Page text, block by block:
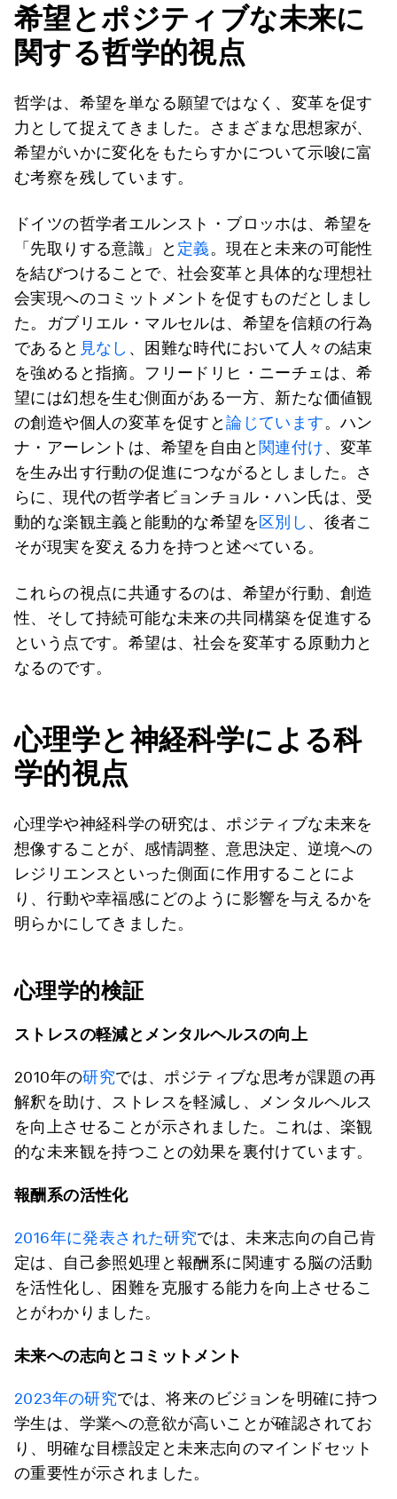
希望とポジティブな未来に
関する哲学的視点
哲学は、希望を単なる願望ではなく、変革を促す
力として捉えてきました。さまざまな思想家が、
希望がいかに変化をもたらすかについて示唆に富
む考察を残しています。
ドイツの哲学者エルンスト・ブロッホは、希望を
「先取りする意識」と 定義。現在と未来の可能性
を結びつけることで、社会変革と具体的な理想社
会実現へのコミットメントを促すものだとしまし
た。ガブリエル・マルセルは、希望を信頼の行為
であると 見なし 、困難な時代において人々の結束
を強めると指摘。フリードリヒ・ニーチェは、希
望には幻想を生む側面がある一方、新たな価値観
の創造や個人の変革を促すと論じています。ハン
ナ・アーレントは、希望を自由と 関連付け、変革
を生み出す行動の促進につながるとしました。さ
らに、現代の哲学者ビョンチョル・ハン氏は、受
動的な楽観主義と能動的な希望を区別し 、後者こ
そが現実を変える力を持つと述べている。
これらの視点に共通するのは、希望が行動、創造
性、そして持続可能な未来の共同構築を促進する
という点です。希望は、社会を変革する原動力と
なるのです。
心理学と神経科学による科
学的視点
心理学や神経科学の研究は、ポジティブな未来を
想像することが、感情調整、意思決定、逆境への
レジリエンスといった側面に作用することによ
り、行動や幸福感にどのように影響を与えるかを
明らかにしてきました。
心理学的検証
ストレスの軽減とメンタルヘルスの向上
2010年の研究では、ポジティブな思考が課題の再
解釈を助け、ストレスを軽減し、メンタルヘルス
を向上させることが示されました。これは、楽観
的な未来観を持つことの効果を裏付けています。
報酬系の活性化
2016年に発表された研究では、未来志向の自己肯
定は、自己参照処理と報酬系に関連する脳の活動
を活性化し、困難を克服する能力を向上させるこ
とがわかりました。
未来への志向とコミットメント
2023年の研究では、将来のビジョンを明確に持つ
学生は、学業への意欲が高いことが確認されてお
り、明確な目標設定と未来志向のマインドセット
の重要性が示されました。